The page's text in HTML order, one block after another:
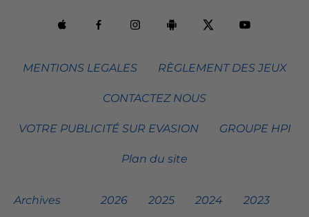
MENTIONS LEGALES RÈGLEMENT DES JEUX
CONTACTEZ NOUS
VOTRE PUBLICITÉ SUR EVASION GROUPE HPI
Plan du site
Archives 2026 2025 2024 2023